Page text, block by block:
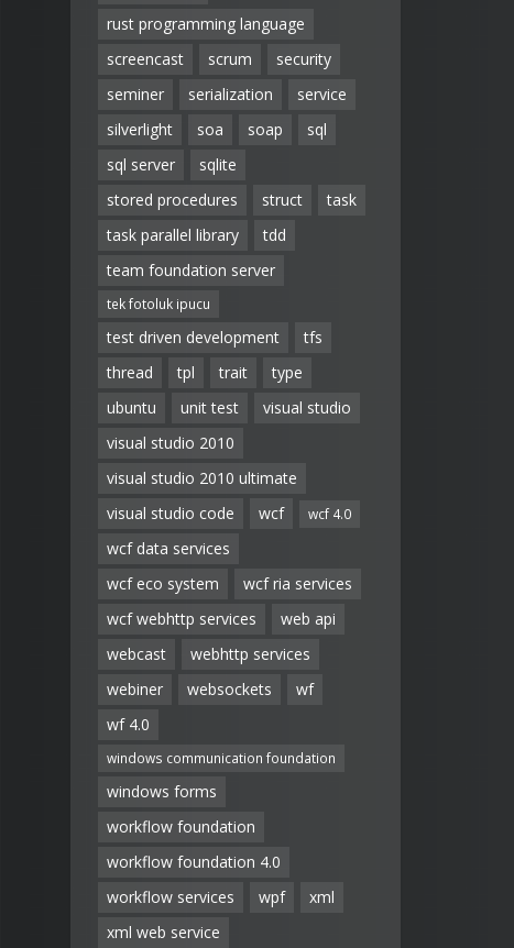
rust programming language
screencast
scrum
security
seminer
serialization
service
silverlight
soa soap
sql
sql server
sqlite
stored procedures
struct
task
task parallel library
tdd
team foundation server
tek fotoluk ipucu
test driven development
tfs
thread
tpl trait
type
ubuntu
unit test
visual studio
visual studio 2010
visual studio 2010 ultimate
visual studio code
wcf wcf 4.0
wcf data services
wcf eco system
wcf ria services
wcf webhttp services
web api
webcast
webhttp services
webiner
websockets
wf
wf 4.0
windows communication foundation
windows forms
workflow foundation
workflow foundation 4.0
workflow services
wpf
xml
xml web service